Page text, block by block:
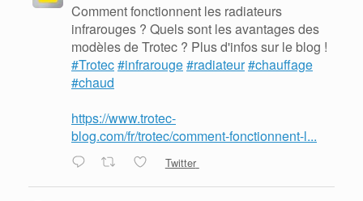
Comment fonctionnent les radiateurs
infrarouges ? Quels sont les avantages des
modèles de Trotec ? Plus d'infos sur le blog !
#Trotec#infrarouge#radiateur#chauffage
#chaud
https://www.trotec-
blog.com/fr/trotec/comment-fonctionnent-l...
Twitter